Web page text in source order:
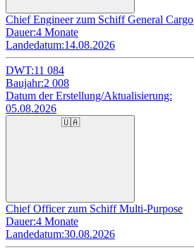
Chief Engineer zum Schiff General Cargo
Dauer:4 Monate
Landedatum:14.08.2026
DWT:11 084
Baujahr:2 008
Datum der Erstellung/Aktualisierung:
05.08.2026
🇺🇦
Chief Officer zum Schiff Multi-Purpose
Dauer:4 Monate
Landedatum:30.08.2026